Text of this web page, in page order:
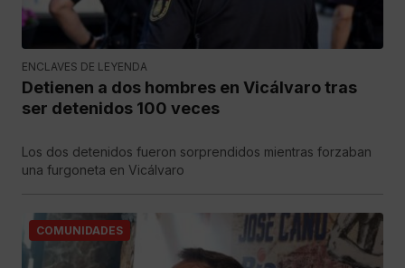
ENCLAVES DE LEYENDA
Detienen a dos hombres en Vicálvaro tras
ser detenidos 100 veces
Los dos detenidos fueron sorprendidos mientras forzaban
una furgoneta en Vicálvaro
COMUNIDADES